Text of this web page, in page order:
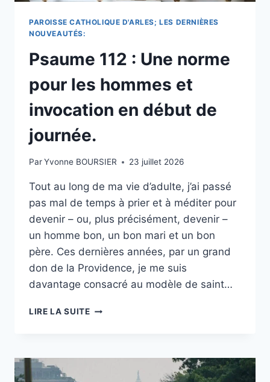
MAINTIEN
FOI
L’ÉCART
LA
–
&
MATINALE.
PAROISSE CATHOLIQUE D'ARLES; LES DERNIÈRES
NOUVEAUTÉS:
Psaume 112 : Une norme
pour les hommes et
invocation en début de
journée.
ParYvonne BOURSIER 23 juillet 2026
Tout au long de ma vie d’adulte, j’ai passé
pas mal de temps à prier et à méditer pour
devenir – ou, plus précisément, devenir –
un homme bon, un bon mari et un bon
père. Ces dernières années, par un grand
don de la Providence, je me suis
davantage consacré au modèle de saint…
LIRE LA SUITEPSAUME
NORME